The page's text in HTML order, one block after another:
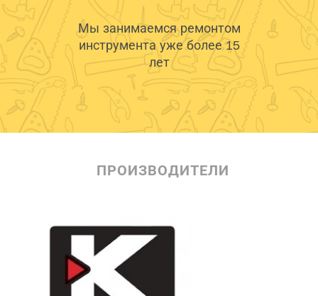
Мы занимаемся ремонтом
инструмента уже более 15
лет
ПРОИЗВОДИТЕЛИ